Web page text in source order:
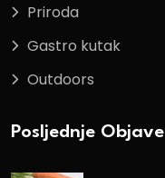
Priroda
Gastro kutak
Outdoors
Posljednje Objave